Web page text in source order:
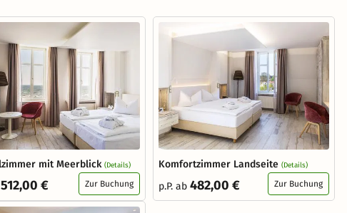
mit Meerblick (Details)
512,00 € Zur Buchung
Komfortzimmer Landseite (Details)
p.P. ab 482,00 € Zur Buchung